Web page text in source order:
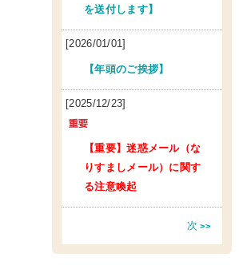
を送付します】
[2026/01/01]
【年頭のご挨拶】
[2025/12/23]
【重要】迷惑メール（な
りすましメール）に関す
る注意喚起
次 >>